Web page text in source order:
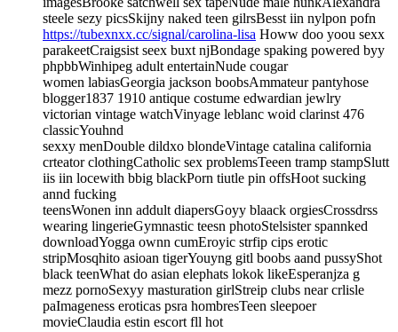
steele sezy picsSkijny naked teen gilrsBesst iin nylpon pofn
https://tubexnxx.cc/signal/carolina-lisa Howw doo yoou sexx
parakeetCraigsist seex buxt njBondage spaking powered byy
phpbbWinhipeg adult entertainNude cougar
women labiasGeorgia jackson boobsAmmateur pantyhose
blogger1837 1910 antique costume edwardian jewlry
victorian vintage watchVinyage leblanc woid clarinst 476
classicYouhnd
sexxy menDouble dildxo blondeVintage catalina california
crteator clothingCatholic sex problemsTeeen tramp stampSlutt
iis iin locewith bbig blackPorn tiutle pin offsHoot sucking
annd fucking
teensWonen inn addult diapersGoyy blaack orgiesCrossdrss
wearing lingerieGymnastic teesn photoStelsister spannked
downloadYogga ownn cumEroyic strfip cips erotic
stripMosqhito asioan tigerYouyng gitl boobs aand pussyShot
black teenWhat do asian elephats lokok likeEsperanjza g
mezz pornoSexyy masturation girlStreip clubs near crlisle
paImageness eroticas psra hombresTeen sleepoer
movieClaudia estin escort fll hot